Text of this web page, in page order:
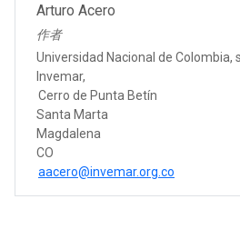
Arturo Acero
作者
Universidad Nacional de Colombia,
Invemar,
Cerro de Punta Betín
Santa Marta
Magdalena
CO
aacero@invemar.org.co